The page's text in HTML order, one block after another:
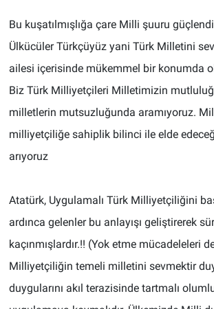
Bu kuşatılmışlığa çare Milli şuuru
Ülkücüler Türkçüyüz yani Türk Milletini
ailesi içerisinde mükemmel bir konumda
Biz Türk Milliyetçileri Milletimizin
milletlerin mutsuzluğunda aramıyoruz.
milliyetçiliğe sahiplik bilinci ile elde
arıyoruz
Atatürk, Uygulamalı Türk Milliyetçiliğini
ardınca gelenler bu anlayışı geliştirerek
kaçınmışlardır.!! (Yok etme mücadeleleri
Milliyetçiliğin temeli milletini sevmektir
duygularını akıl terazisinde tartmalı